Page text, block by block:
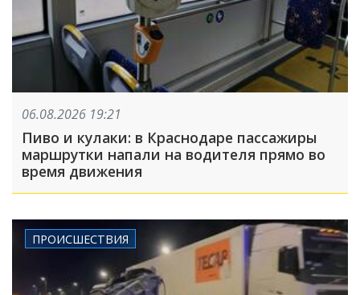
06.08.2026 19:21
Пиво и кулаки: в Краснодаре пассажиры
маршрутки напали на водителя прямо во
время движения
ПРОИСШЕСТВИЯ